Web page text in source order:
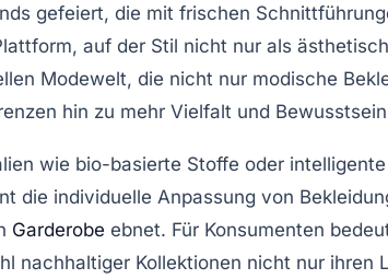
gefeiert, die mit frischen
auf der Stil nicht nur als
Modewelt, die nicht nur modische
hin zu mehr Vielfalt und
wie bio-basierte Stoffe oder
die individuelle Anpassung von
Garderobe ebnet. Für Konsumenten
nachhaltiger Kollektionen nicht nur